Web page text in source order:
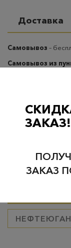
Доставка
Самовывоз –
Самовывоз из
ЗАКАЗ!
ЗАКАЗ